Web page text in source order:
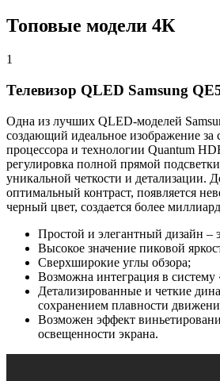
Топовые модели 4К
1
Телевизор QLED Samsung
Одна из лучших QLED-моделей
создающий идеальное изображение за
процессора и технологии Quantum
регулировка полной прямой
уникальной четкости и детализации.
оптимальный контраст, появляется
черный цвет, создается более
Простой и элегантный дизайн –
Высокое значение пиковой
Сверхширокие углы обзора;
Возможна интеграция в
Детализированные и четкие
сохранением плавности
Возможен эффект
освещенности экрана.